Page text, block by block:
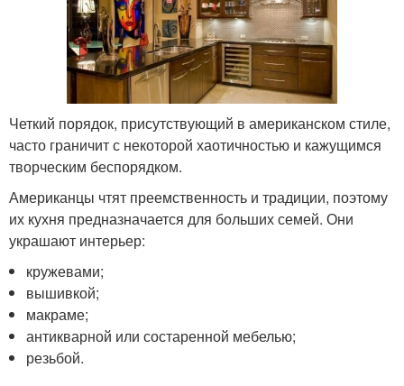
Четкий порядок, присутствующий в американском стиле,
часто граничит с некоторой хаотичностью и кажущимся
творческим беспорядком.
Американцы чтят преемственность и традиции, поэтому
их кухня предназначается для больших семей. Они
украшают интерьер:
кружевами;
вышивкой;
макраме;
антикварной или состаренной мебелью;
резьбой.